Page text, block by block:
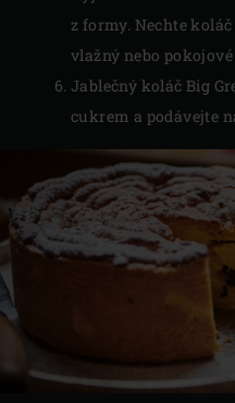
z formy. Nechte
vlažný nebo
Jablečný koláč Big
cukrem a podávejte